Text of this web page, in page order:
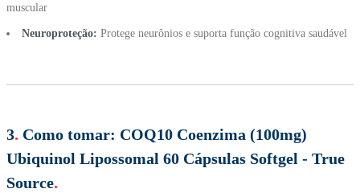
muscular
Neuroproteção: Protege neurônios e suporta função cognitiva saudável
3. Como tomar: COQ10 Coenzima (100mg)
Ubiquinol Lipossomal 60 Cápsulas Softgel - True
Source.